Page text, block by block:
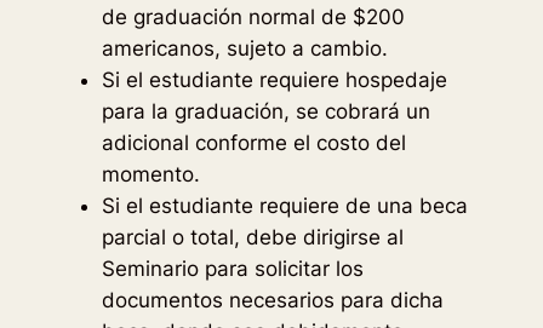
de graduación normal de $200
americanos, sujeto a cambio.
Si el estudiante requiere hospedaje
para la graduación, se cobrará un
adicional conforme el costo del
momento.
Si el estudiante requiere de una beca
parcial o total, debe dirigirse al
Seminario para solicitar los
documentos necesarios para dicha